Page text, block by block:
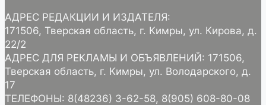
АДРЕС РЕДАКЦИИ И ИЗДАТЕЛЯ:
171506, Тверская область, г. Кимры, ул. Кирова, д.
22/2
АДРЕС ДЛЯ РЕКЛАМЫ И ОБЪЯВЛЕНИЙ: 171506,
Тверская область, г. Кимры, ул. Володарского, д.
17
ТЕЛЕФОНЫ: 8(48236) 3-62-58, 8(905) 608-80-08